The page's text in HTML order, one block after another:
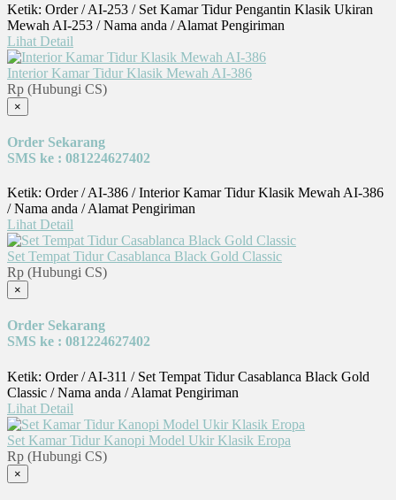
Ketik: Order / AI-253 / Set Kamar Tidur Pengantin Klasik Ukiran
Mewah AI-253 / Nama anda / Alamat Pengiriman
Lihat Detail
Interior Kamar Tidur Klasik Mewah AI-386
Rp (Hubungi CS)
×
Order Sekarang
SMS ke : 081224627402
Ketik: Order / AI-386 / Interior Kamar Tidur Klasik Mewah AI-386
/ Nama anda / Alamat Pengiriman
Lihat Detail
Set Tempat Tidur Casablanca Black Gold Classic
Rp (Hubungi CS)
×
Order Sekarang
SMS ke : 081224627402
Ketik: Order / AI-311 / Set Tempat Tidur Casablanca Black Gold
Classic / Nama anda / Alamat Pengiriman
Lihat Detail
Set Kamar Tidur Kanopi Model Ukir Klasik Eropa
Rp (Hubungi CS)
×